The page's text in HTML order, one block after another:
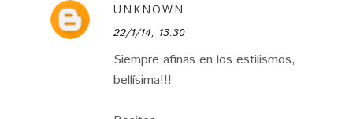
UNKNOWN
22/1/14, 13:30
Siempre afinas en los estilismos,
bellísima!!!